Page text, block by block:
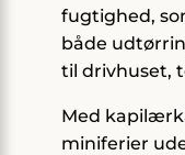
fugtighed,
både
til drivhuset,
Med
miniferier